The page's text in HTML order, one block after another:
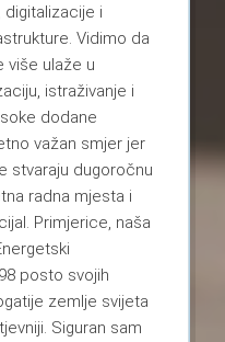
i
Vidimo da
više ulaže u
istraživanje i
dodane
važan smjer jer
stvaraju dugoročnu
radna mjesta i
Primjerice, naša
posto svojih
zemlje svijeta
Siguran sam